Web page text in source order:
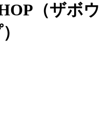
（ザボウ